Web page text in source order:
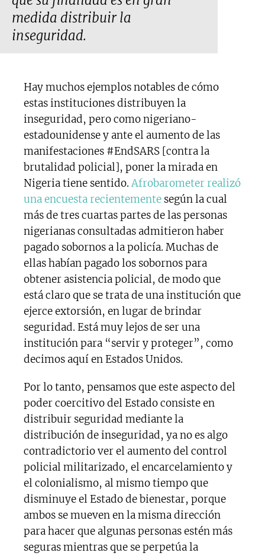
medida distribuir la
inseguridad.
Hay muchos ejemplos notables de cómo
estas instituciones distribuyen la
inseguridad, pero como nigeriano-
estadounidense y ante el aumento de las
manifestaciones #EndSARS [contra la
brutalidad policial], poner la mirada en
Nigeria tiene sentido.Afrobarometer realizó
una encuesta recientemente según la cual
más de tres cuartas partes de las personas
nigerianas consultadas admitieron haber
pagado sobornos a la policía. Muchas de
ellas habían pagado los sobornos para
obtener asistencia policial, de modo que
está claro que se trata de una institución que
ejerce extorsión, en lugar de brindar
seguridad. Está muy lejos de ser una
institución para “servir y proteger”, como
decimos aquí en Estados Unidos.
Por lo tanto, pensamos que este aspecto del
poder coercitivo del Estado consiste en
distribuir seguridad mediante la
distribución de inseguridad, ya no es algo
contradictorio ver el aumento del control
policial militarizado, el encarcelamiento y
el colonialismo, al mismo tiempo que
disminuye el Estado de bienestar, porque
ambos se mueven en la misma dirección
para hacer que algunas personas estén más
seguras mientras que se perpetúa la